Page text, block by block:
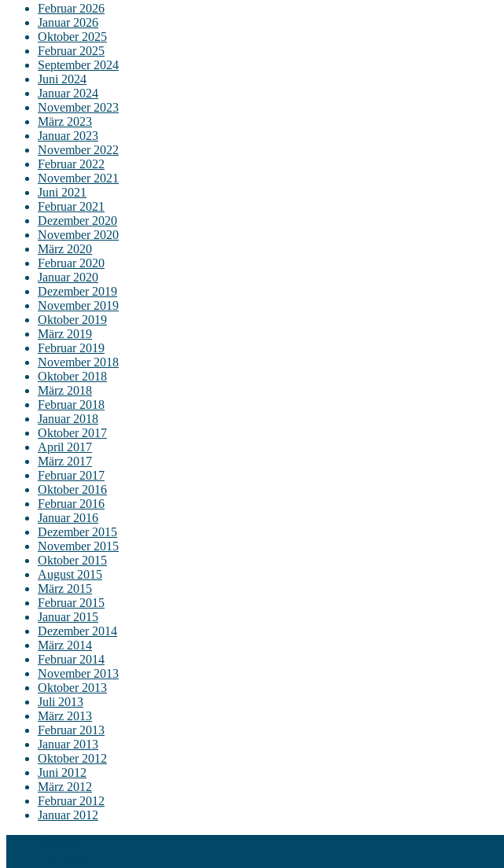
Februar 2026
Januar 2026
Oktober 2025
Februar 2025
September 2024
Juni 2024
Januar 2024
November 2023
März 2023
Januar 2023
November 2022
Februar 2022
November 2021
Juni 2021
Februar 2021
Dezember 2020
November 2020
März 2020
Februar 2020
Januar 2020
Dezember 2019
November 2019
Oktober 2019
März 2019
Februar 2019
November 2018
Oktober 2018
März 2018
Februar 2018
Januar 2018
Oktober 2017
April 2017
März 2017
Februar 2017
Oktober 2016
Februar 2016
Januar 2016
Dezember 2015
November 2015
Oktober 2015
August 2015
März 2015
Februar 2015
Januar 2015
Dezember 2014
März 2014
Februar 2014
November 2013
Oktober 2013
Juli 2013
März 2013
Februar 2013
Januar 2013
Oktober 2012
Juni 2012
März 2012
Februar 2012
Januar 2012